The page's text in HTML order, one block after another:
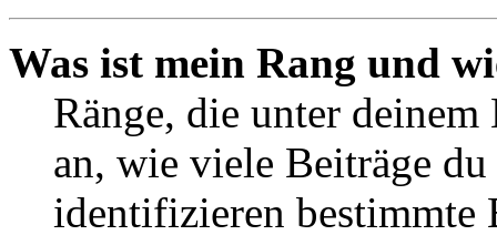
Was ist mein Rang und
Ränge, die unter deinem
an, wie viele Beiträge
identifizieren bestimmte